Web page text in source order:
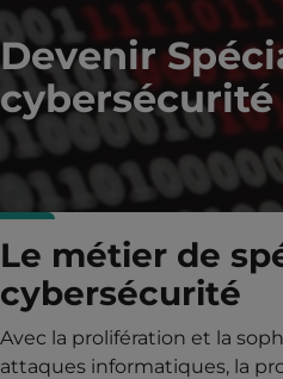
Devenir
cybersécurité
Le métier de
cybersécurité
Avec la prolifération et la
attaques informatiques, la